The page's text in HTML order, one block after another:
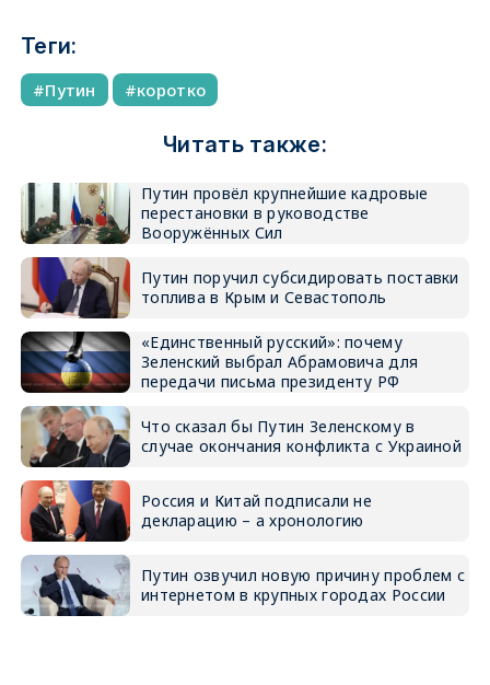
Теги:
Путин коротко
Читать также:
Путин провёл крупнейшие кадровые
перестановки в руководстве
Вооружённых Сил
Путин поручил субсидировать поставки
топлива в Крым и Севастополь
«Единственный русский»: почему
Зеленский выбрал Абрамовича для
передачи письма президенту РФ
Что сказал бы Путин Зеленскому в
случае окончания конфликта с Украиной
Россия и Китай подписали не
декларацию – а хронологию
Путин озвучил новую причину проблем с
интернетом в крупных городах России